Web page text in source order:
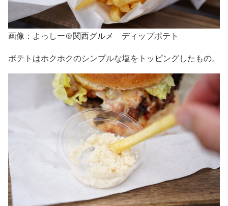
画像：よっしー@関西グルメ ディップポテト
ポテトはホクホクのシンプルな塩をトッピングしたもの。